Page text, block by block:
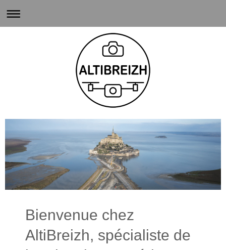
Bienvenue chez
AltiBreizh, spécialiste de